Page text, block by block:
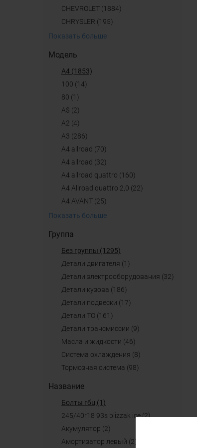
CHEVROLET (1884)
CHRYSLER (195)
Показать больше
Модель
A4 (1853)
100 (14)
80 (1)
A$ (2)
A2 (4)
A3 (286)
A4 allroad (70)
a4 allroad (32)
A4 allroad quattro (160)
A4 Allroad quattro 2,0 (22)
A4 AVANT (25)
Показать больше
Группа
Без группы (1295)
детали двигателя (1)
детали электрооборудования (32)
детали кузова (186)
детали подвески (17)
детали ТО (161)
детали трансмиссии (9)
масла и жидкости (46)
система охлаждения (8)
тормозная система (98)
Название
болты гбц (1)
245/40r18 93s blizzak ice (2)
акумулятор (2)
амортизатор левый (2)